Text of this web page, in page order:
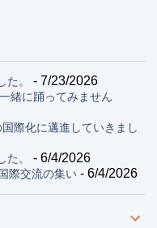
。 - 7/23/2026
緒に踊ってみません
際化に邁進していきまし
。 - 6/4/2026
際交流の集い - 6/4/2026